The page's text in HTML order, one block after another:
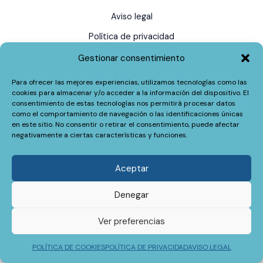
Gestionar consentimiento
Para ofrecer las mejores experiencias, utilizamos tecnologías como las
cookies para almacenar y/o acceder a la información del dispositivo. El
consentimiento de estas tecnologías nos permitirá procesar datos
como el comportamiento de navegación o las identificaciones únicas
en este sitio. No consentir o retirar el consentimiento, puede afectar
negativamente a ciertas características y funciones.
Aceptar
Denegar
Ver preferencias
POLÍTICA DE COOKIESPOLÍTICA DE PRIVACIDADAVISO LEGAL
Aviso legal
Política de privacidad
Política de cookies
Psicoterapia, musicoterapia y formación especializada centrada
en la persona. Reserva tu cita en Valencia o por videollamada
Copyright © 2026 | Marisel Lodeiro Kelly |marisel-lodeiro.com